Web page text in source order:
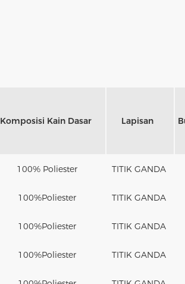
Komposisi Kain Dasar Lapisan
100% Poliester TITIK GANDA
100%Poliester TITIK GANDA
100%Poliester TITIK GANDA
100%Poliester TITIK GANDA